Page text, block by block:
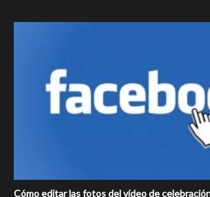
Cómo editar las fotos del vídeo de